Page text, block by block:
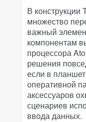
В конструкции
множество
важный
компонентам
процессора
решения
если в
оперативной
аксессуаров
сценариев
ввода данных.